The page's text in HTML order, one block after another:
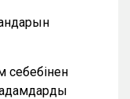
себебінен